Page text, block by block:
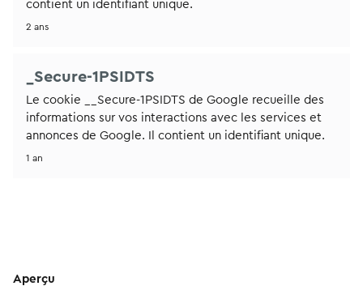
contient un identifiant unique.
2 ans
_Secure-1PSIDTS
Le cookie __Secure-1PSIDTS de Google recueille des
informations sur vos interactions avec les services et
annonces de Google. Il contient un identifiant unique.
1 an
Aperçu